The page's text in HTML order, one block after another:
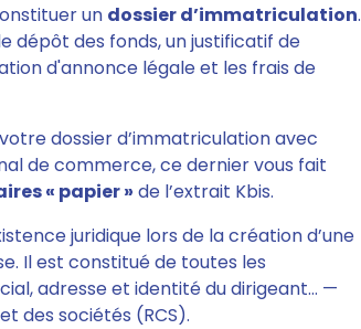
un dossier d’immatriculation.
dépôt des fonds, un justificatif de
d'annonce légale et les frais de
dossier d’immatriculation avec
de commerce, ce dernier vous fait
« papier » de l’extrait Kbis.
juridique lors de la création d’une
Il est constitué de toutes les
adresse et identité du dirigeant… —
des sociétés (RCS).